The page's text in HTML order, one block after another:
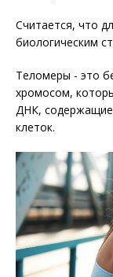
Считается, что
биологическим
Теломеры - это
хромосом,
ДНК,
клеток.